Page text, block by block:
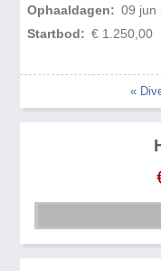
Ophaaldagen: 09 jun
Startbod: € 1.250,00
«